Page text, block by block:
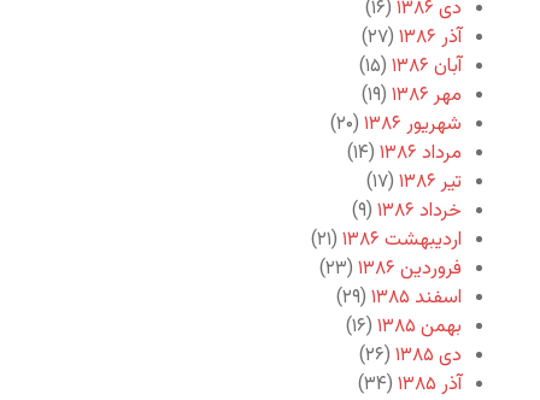
دی ۱۳۸۶
(۱۶)
آذر ۱۳۸۶
(۲۷)
آبان ۱۳۸۶
(۱۵)
مهر ۱۳۸۶
(۱۹)
شهریور ۱۳۸۶
(۲۰)
مرداد ۱۳۸۶
(۱۴)
تیر ۱۳۸۶
(۱۷)
خرداد ۱۳۸۶
(۹)
اردیبهشت ۱۳۸۶
(۲۱)
فروردین ۱۳۸۶
(۲۳)
اسفند ۱۳۸۵
(۲۹)
بهمن ۱۳۸۵
(۱۶)
دی ۱۳۸۵
(۲۶)
آذر ۱۳۸۵
(۳۴)